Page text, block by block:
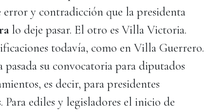
error y contradicción que la presidenta
lo deje pasar. El otro es Villa Victoria.
todavía, como en Villa Guerrero.
su convocatoria para diputados
es decir, para presidentes
ediles y legisladores el inicio de